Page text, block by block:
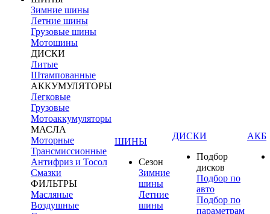
Зимние шины
Летние шины
Грузовые шины
Мотошины
ДИСКИ
Литые
Штампованные
АККУМУЛЯТОРЫ
Легковые
Грузовые
Мотоаккумуляторы
МАСЛА
Моторные
Трансмиссионные
Антифриз и Тосол
Смазки
ФИЛЬТРЫ
Масляные
Воздушные
ШИНЫ
Сезон
Зимние
шины
Летние
шины
ДИСКИ
Подбор
дисков
Подбор по
авто
Подбор по
параметрам
АКБ